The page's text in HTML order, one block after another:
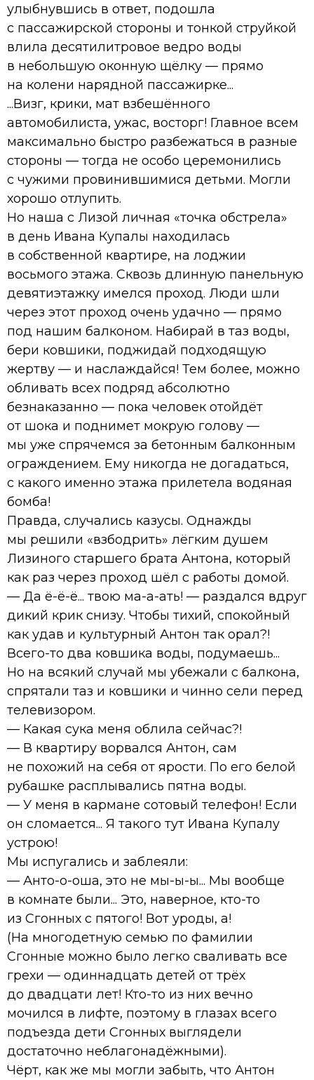
улыбнувшись в ответ, подошла
с пассажирской стороны и тонкой струйкой
влила десятилитровое ведро воды
в небольшую оконную щёлку — прямо
на колени нарядной пассажирке...
...Визг, крики, мат взбешённого
автомобилиста, ужас, восторг! Главное всем
максимально быстро разбежаться в разные
стороны — тогда не особо церемонились
с чужими провинившимися детьми. Могли
хорошо отлупить.
Но наша с Лизой личная «точка обстрела»
в день Ивана Купалы находилась
в собственной квартире, на лоджии
восьмого этажа. Сквозь длинную панельную
девятиэтажку имелся проход. Люди шли
через этот проход очень удачно — прямо
под нашим балконом. Набирай в таз воды,
бери ковшики, поджидай подходящую
жертву — и наслаждайся! Тем более, можно
обливать всех подряд абсолютно
безнаказанно — пока человек отойдёт
от шока и поднимет мокрую голову —
мы уже спрячемся за бетонным балконным
ограждением. Ему никогда не догадаться,
с какого именно этажа прилетела водяная
бомба!
Правда, случались казусы. Однажды
мы решили «взбодрить» лёгким душем
Лизиного старшего брата Антона, который
как раз через проход шёл с работы домой.
— Да ё-ё-ё... твою ма-а-ать! — раздался вдруг
дикий крик снизу. Чтобы тихий, спокойный
как удав и культурный Антон так орал?!
Всего-то два ковшика воды, подумаешь...
Но на всякий случай мы убежали с балкона,
спрятали таз и ковшики и чинно сели перед
телевизором.
— Какая сука меня облила сейчас?!
— В квартиру ворвался Антон, сам
не похожий на себя от ярости. По его белой
рубашке расплывались пятна воды.
— У меня в кармане сотовый телефон! Если
он сломается... Я такого тут Ивана Купалу
устрою!
Мы испугались и заблеяли:
— Анто-о-оша, это не мы-ы-ы... Мы вообще
в комнате были... Это, наверное, кто-то
из Сгонных с пятого! Вот уроды, а!
(На многодетную семью по фамилии
Сгонные можно было легко сваливать все
грехи — одиннадцать детей от трёх
до двадцати лет! Кто-то из них вечно
мочился в лифте, поэтому в глазах всего
подъезда дети Сгонных выглядели
достаточно неблагонадёжными).
Чёрт, как же мы могли забыть, что Антон